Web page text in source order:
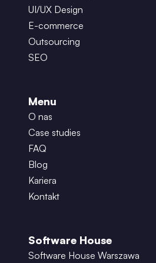
UI/UX Design
E-commerce
Outsourcing
SEO
Menu
O nas
Case studies
FAQ
Blog
Kariera
Kontakt
Software House
Software House Warszawa